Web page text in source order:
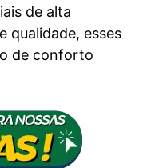
de alta
qualidade, esses
de conforto